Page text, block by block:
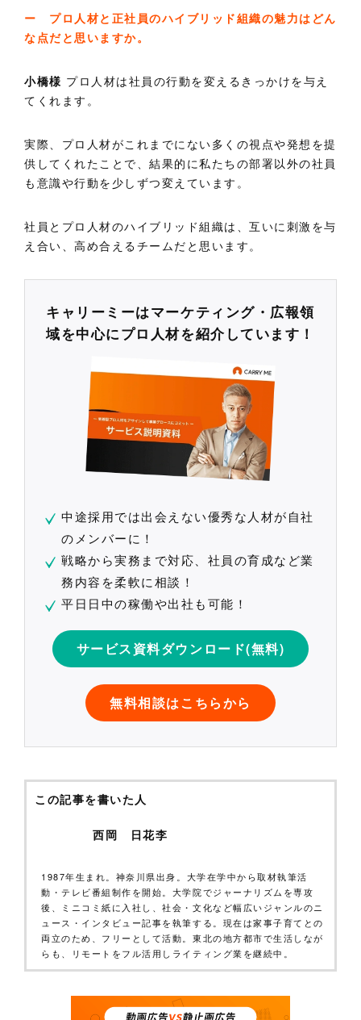
ー プロ人材と正社員のハイブリッド組織の魅力はどん
な点だと思いますか。
小橋様 プロ人材は社員の行動を変えるきっかけを与え
てくれます。
実際、プロ人材がこれまでにない多くの視点や発想を提
供してくれたことで、結果的に私たちの部署以外の社員
も意識や行動を少しずつ変えています。
社員とプロ人材のハイブリッド組織は、互いに刺激を与
え合い、高め合えるチームだと思います。
キャリーミーはマーケティング・広報領
域を中心にプロ人材を紹介しています！
中途採用では出会えない優秀な人材が自社
のメンバーに！
戦略から実務まで対応、社員の育成など業
務内容を柔軟に相談！
平日日中の稼働や出社も可能！
サービス資料ダウンロード(無料)
無料相談はこちらから
この記事を書いた人
西岡 日花李
1987年生まれ。神奈川県出身。大学在学中から取材執筆活
動・テレビ番組制作を開始。大学院でジャーナリズムを専攻
後、ミニコミ紙に入社し、社会・文化など幅広いジャンルのニ
ュース・インタビュー記事を執筆する。現在は家事子育てとの
両立のため、フリーとして活動。東北の地方都市で生活しなが
らも、リモートをフル活用しライティング業を継続中。